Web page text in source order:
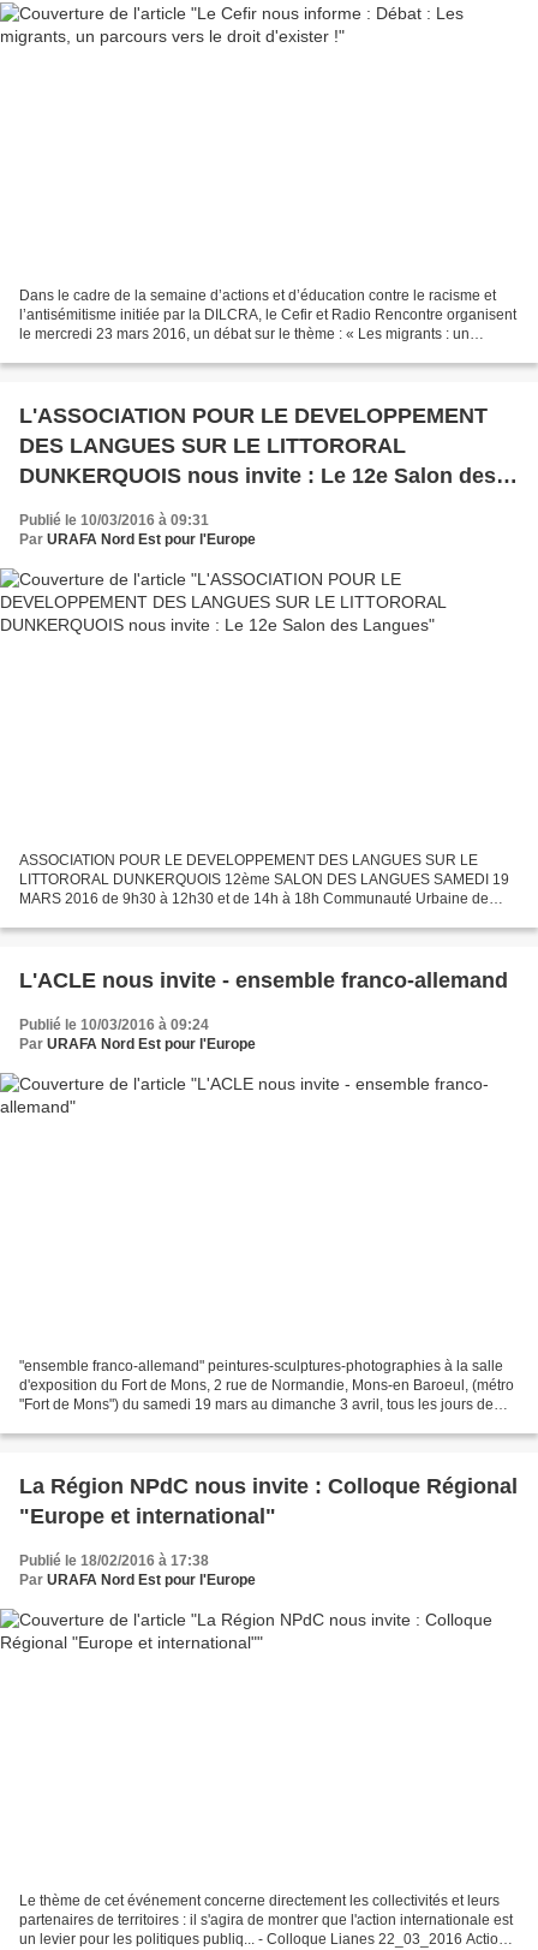
Dans le cadre de la semaine d’actions et d’éducation contre le racisme et
l’antisémitisme initiée par la DILCRA, le Cefir et Radio Rencontre organisent
le mercredi 23 mars 2016, un débat sur le thème : « Les migrants : un
L'ASSOCIATION POUR LE DEVELOPPEMENT
DES LANGUES SUR LE LITTORORAL
DUNKERQUOIS nous invite : Le 12e Salon des
Publié le 10/03/2016 à 09:31
Par URAFA Nord Est pour l'Europe
ASSOCIATION POUR LE DEVELOPPEMENT DES LANGUES SUR LE
LITTORORAL DUNKERQUOIS 12ème SALON DES LANGUES SAMEDI 19
MARS 2016 de 9h30 à 12h30 et de 14h à 18h Communauté Urbaine de
participation...
L'ACLE nous invite - ensemble franco-allemand
Publié le 10/03/2016 à 09:24
Par URAFA Nord Est pour l'Europe
"ensemble franco-allemand" peintures-sculptures-photographies à la salle
d'exposition du Fort de Mons, 2 rue de Normandie, Mons-en Baroeul, (métro
"Fort de Mons") du samedi 19 mars au dimanche 3 avril, tous les jours de
La Région NPdC nous invite : Colloque Régional
"Europe et international"
Publié le 18/02/2016 à 17:38
Par URAFA Nord Est pour l'Europe
Le thème de cet événement concerne directement les collectivités et leurs
partenaires de territoires : il s'agira de montrer que l'action internationale est
un levier pour les politiques publiq... - Colloque Lianes 22_03_2016 Action